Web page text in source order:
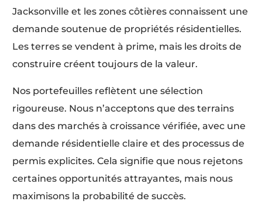
Jacksonville et les zones côtières connaissent une
demande soutenue de propriétés résidentielles.
Les terres se vendent à prime, mais les droits de
construire créent toujours de la valeur.
Nos portefeuilles reflètent une sélection
rigoureuse. Nous n’acceptons que des terrains
dans des marchés à croissance vérifiée, avec une
demande résidentielle claire et des processus de
permis explicites. Cela signifie que nous rejetons
certaines opportunités attrayantes, mais nous
maximisons la probabilité de succès.